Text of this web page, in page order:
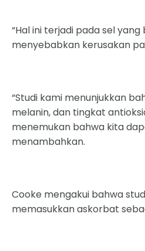
“Hal ini terjadi pada sel
menyebabkan kerusakan
“Studi kami menunjukkan
melanin, dan tingkat
menemukan bahwa kita
menambahkan.
Cooke mengakui bahwa
memasukkan askorbat